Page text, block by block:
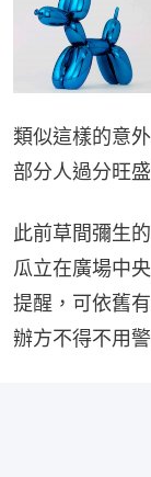
類似這樣的意
部分人過分旺
此前草間彌生
瓜立在廣場中
提醒，可依舊
辦方不得不用